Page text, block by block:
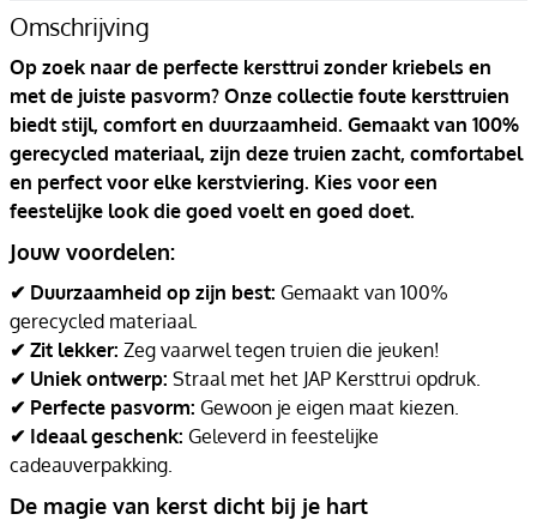
Omschrijving
Op zoek naar de perfecte kersttrui zonder kriebels en
met de juiste pasvorm? Onze collectie foute kersttruien
biedt stijl, comfort en duurzaamheid. Gemaakt van 100%
gerecycled materiaal, zijn deze truien zacht, comfortabel
en perfect voor elke kerstviering. Kies voor een
feestelijke look die goed voelt en goed doet.
Jouw voordelen:
✔ Duurzaamheid op zijn best: Gemaakt van 100%
gerecycled materiaal.
✔ Zit lekker: Zeg vaarwel tegen truien die jeuken!
✔ Uniek ontwerp: Straal met het JAP Kersttrui opdruk.
✔ Perfecte pasvorm: Gewoon je eigen maat kiezen.
✔ Ideaal geschenk: Geleverd in feestelijke
cadeauverpakking.
De magie van kerst dicht bij je hart